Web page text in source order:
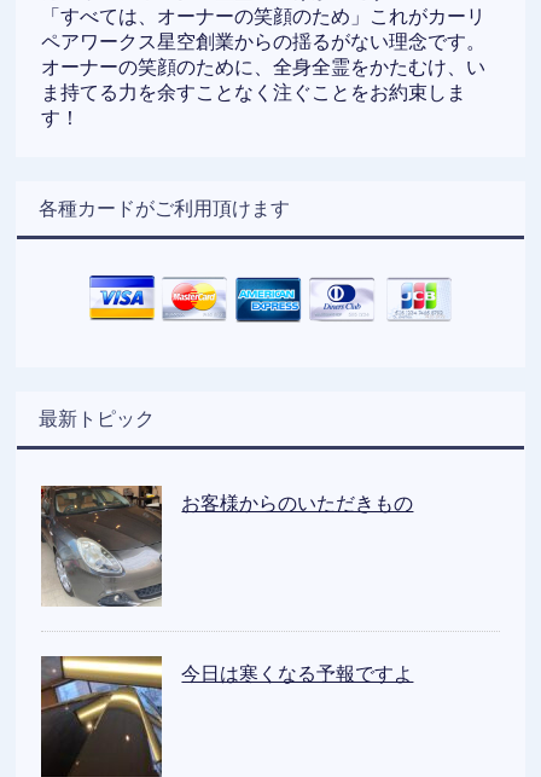
「すべては、オーナーの笑顔のため」これがカーリ
ペアワークス星空創業からの揺るがない理念です。
オーナーの笑顔のために、全身全霊をかたむけ、い
ま持てる力を余すことなく注ぐことをお約束しま
す！
各種カードがご利用頂けます
最新トピック
お客様からのいただきもの
今日は寒くなる予報ですよ